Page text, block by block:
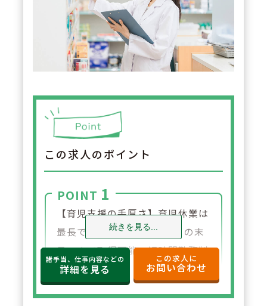
この求人のポイント
POINT 1
【育児支援の手厚さ】育児休業は
最長で「子が3歳に達する月の末
日」まで取得可能。短時間勤務制
度は「小学校3年生まで」利用で
きるなど、長期間にわたって育児
続きを見る...
諸手当、仕事内容などの
詳細を見る
この求人に
お問い合わせ